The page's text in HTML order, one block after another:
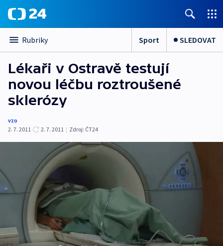
Rubriky Sport SLEDOVAT
Lékaři v Ostravě testují
novou léčbu roztroušené
sklerózy
vzo
2. 7. 2011
2. 7. 2011 | Zdroj: ČT24